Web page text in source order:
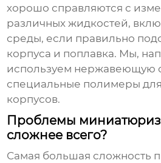
хорошо справляются с
различных жидкостей,
среды, если правильно
корпуса и поплавка. Мы,
используем нержавеющую
специальные полимеры
корпусов.
Проблемы
сложнее всего?
Самая большая сложность